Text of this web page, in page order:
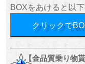
BOXをあけると以
クリックで
【金品質乗り物